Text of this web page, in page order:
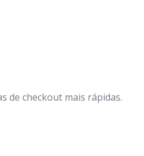
de checkout mais rápidas.